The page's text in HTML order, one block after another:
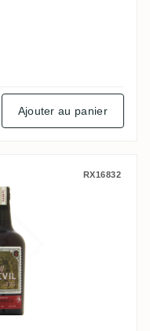
Ajouter au panier
RX16832